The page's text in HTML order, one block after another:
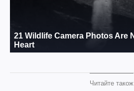
Читайте також